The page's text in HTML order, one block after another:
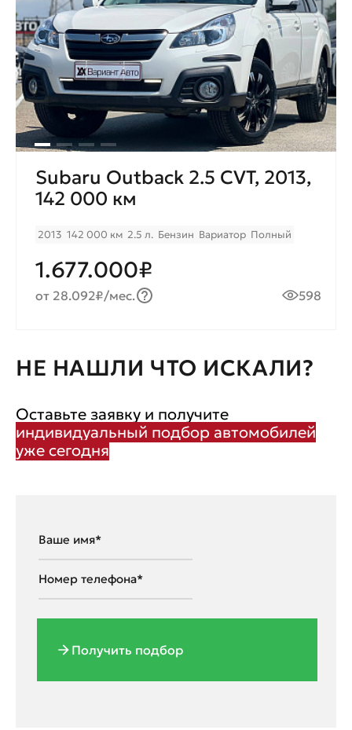
Subaru Outback 2.5 CVT, 2013,
142 000 км
2013 142 000 км 2.5 л. Бензин Вариатор Полный
1.677.000₽
от 28.092₽/мес. 598
НЕ НАШЛИ ЧТО ИСКАЛИ?
Оставьте заявку и получите
индивидуальный подбор автомобилей
уже сегодня
Получить подбор